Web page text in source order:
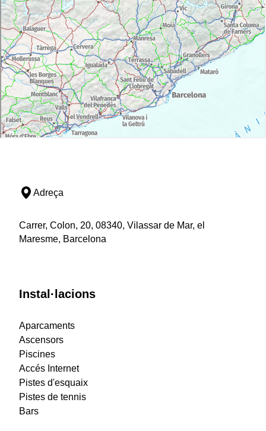
Adreça
Carrer, Colon, 20, 08340, Vilassar de Mar, el
Maresme, Barcelona
Instal·lacions
Aparcaments
Ascensors
Piscines
Accés Internet
Pistes d'esquaix
Pistes de tennis
Bars